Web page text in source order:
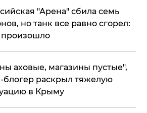
"Арена" сбила семь
но танк все равно сгорел:
произошло
аховые, магазины пустые",
раскрыл тяжелую
в Крыму